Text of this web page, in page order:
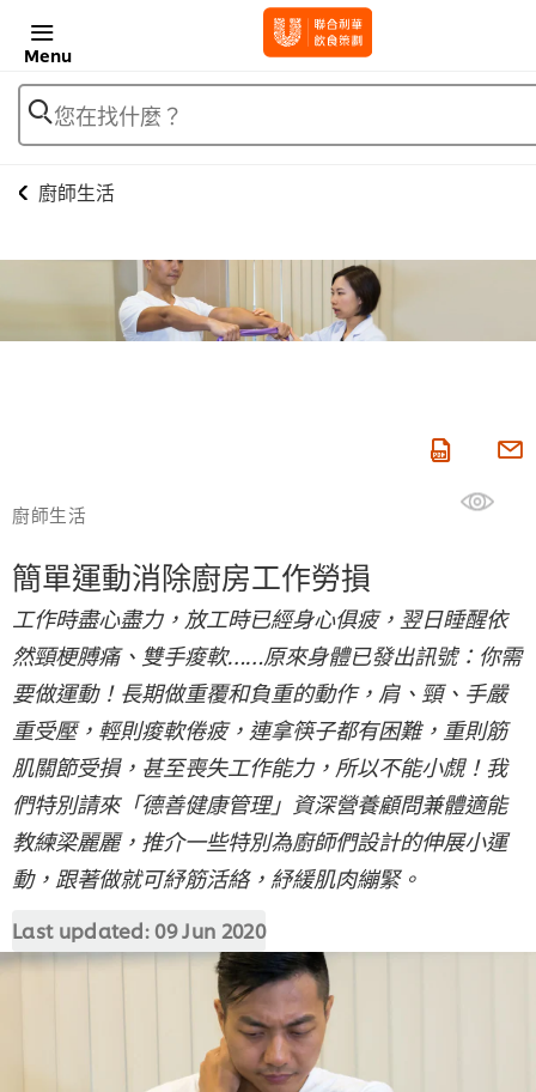
Menu
您在找什麼？
廚師生活
廚師生活
簡單運動消除廚房工作勞損
工作時盡心盡力，放工時已經身心俱疲，翌日睡醒依
然頸梗膊痛、雙手痠軟……原來身體已發出訊號：你需
要做運動！長期做重覆和負重的動作，肩、頸、手嚴
重受壓，輕則痠軟倦疲，連拿筷子都有困難，重則筋
肌關節受損，甚至喪失工作能力，所以不能小覤！我
們特別請來「德善健康管理」資深營養顧問兼體適能
教練梁麗麗，推介一些特別為廚師們設計的伸展小運
動，跟著做就可紓筋活絡，紓緩肌肉繃緊。
Last updated:09 Jun 2020